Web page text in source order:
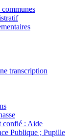
transcription
confié : Aide
Publique ; Pupille